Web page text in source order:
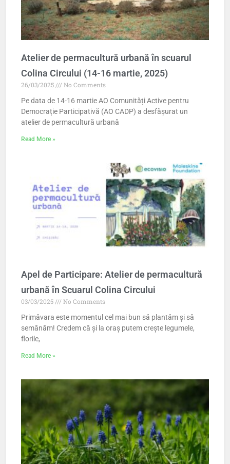
Atelier de permacultură urbană în scuarul
Colina Circului (14-16 martie, 2025)
26/03/2025
No Comments
Pe data de 14-16 martie AO Comunități Active pentru
Democrație Participativă (AO CADP) a desfășurat un
atelier de permacultură urbană
Read More »
Apel de Participare: Atelier de permacultură
urbană în Scuarul Colina Circului
03/03/2025
No Comments
Primăvara este momentul cel mai bun să plantăm și să
semănăm! Credem că și la oraș putem crește legumele,
florile,
Read More »